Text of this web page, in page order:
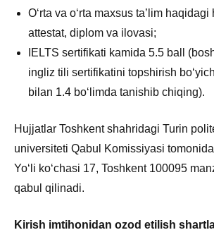
Oʻrta va oʻrta maxsus ta’lim haqidagi
attestat, diplom va ilovasi;
IELTS sertifikati kamida 5.5 ball
ingliz tili sertifikatini topshirish
bilan 1.4 boʻlimda tanishib chiqing).
Hujjatlar Toshkent shahridagi Turin
universiteti Qabul Komissiyasi
Yoʻli koʻchasi 17, Toshkent 100095
qabul qilinadi.
Kirish imtihonidan ozod etilish